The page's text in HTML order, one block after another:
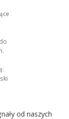
od naszych